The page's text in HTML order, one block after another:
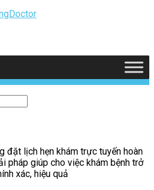
đặt lịch hẹn khám trực tuyến hoàn
pháp giúp cho việc khám bệnh trở
xác, hiệu quả